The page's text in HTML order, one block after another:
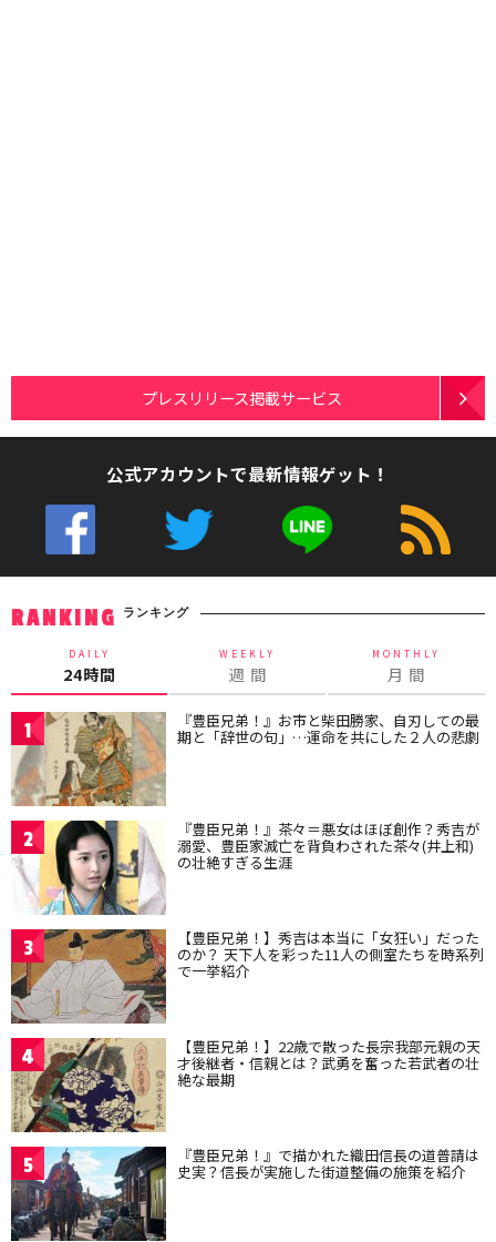
プレスリリース掲載サービス
公式アカウントで最新情報ゲット！
RANKING ランキング
DAILY
24時間
WEEKLY
週 間
MONTHLY
月 間
1 『豊臣兄弟！』お市と柴田勝家、自刃しての最
期と「辞世の句」…運命を共にした２人の悲劇
2 『豊臣兄弟！』茶々＝悪女はほぼ創作？秀吉が
溺愛、豊臣家滅亡を背負わされた茶々(井上和)
の壮絶すぎる生涯
3 【豊臣兄弟！】秀吉は本当に「女狂い」だった
のか？ 天下人を彩った11人の側室たちを時系列
で一挙紹介
4 【豊臣兄弟！】22歳で散った長宗我部元親の天
才後継者・信親とは？武勇を奮った若武者の壮
絶な最期
5 『豊臣兄弟！』で描かれた織田信長の道普請は
史実？信長が実施した街道整備の施策を紹介